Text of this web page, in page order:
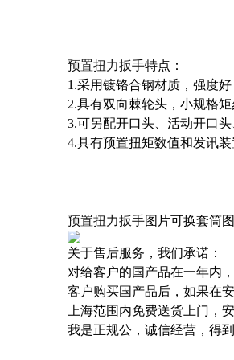
预置扭力扳手特点：
1.采用镀铬合钢材质，强度
2.具有双向棘轮头，小规格
3.可另配开口头、活动开口
4.具有预置扭矩数值和发讯
预置扭力扳手图片可换套筒图
关于售后服务，我们承诺：
对给客户的国产品在一年内
客户购买国产品后，如果在
上海范围内免费送货上门，
我是正规公，诚信经营，得